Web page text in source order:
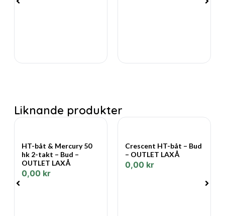
Liknande produkter
HT-båt & Mercury 50
hk 2-takt – Bud –
OUTLET LAXÅ
0,00 kr
Crescent HT-båt – Bud
– OUTLET LAXÅ
0,00 kr